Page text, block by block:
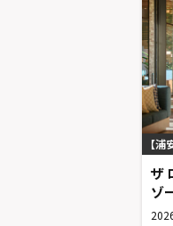
浦
ザ
ゾ